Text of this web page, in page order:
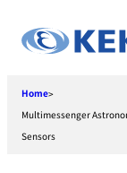
content
Home>
Multimessenger
Sensors